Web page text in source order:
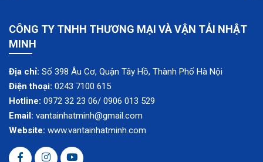
CÔNG TY TNHH THƯƠNG MẠI VÀ VẬN TẢI NHẬT
MINH
Địa chỉ: Số 398 Âu Cơ, Quận Tây Hồ, Thành Phố Hà Nội
Điện thoại: 0243 7100 615
Hotline: 0972 32 23 06/ 0906 013 529
Email: vantainhatminh@gmail.com
Website: www.vantainhatminh.com